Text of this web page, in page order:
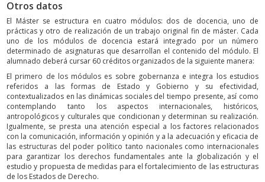
Otros datos
El Máster se estructura en cuatro módulos: dos de docencia, uno de
prácticas y otro de realización de un trabajo original fin de máster. Cada
uno de los módulos de docencia estará integrado por un número
determinado de asignaturas que desarrollan el contenido del módulo. El
alumnado deberá cursar 60 créditos organizados de la siguiente manera:
El primero de los módulos es sobre gobernanza e integra los estudios
referidos a las formas de Estado y Gobierno y su efectividad,
contextualizados en las dinámicas sociales del tiempo presente, así como
contemplando tanto los aspectos internacionales, históricos,
antropológicos y culturales que condicionan y determinan su realización.
Igualmente, se presta una atención especial a los factores relacionados
con la comunicación, información y opinión y a la adecuación y eficacia de
las estructuras del poder político tanto nacionales como internacionales
para garantizar los derechos fundamentales ante la globalización y el
estudio y propuesta de medidas para el fortalecimiento de las estructuras
de los Estados de Derecho.